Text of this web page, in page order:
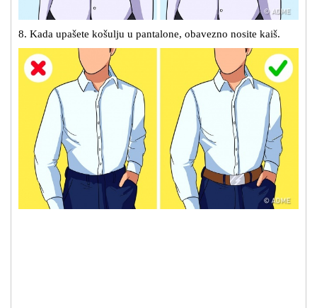
8. Kada upašete košulju u pantalone, obavezno nosite kaiš.